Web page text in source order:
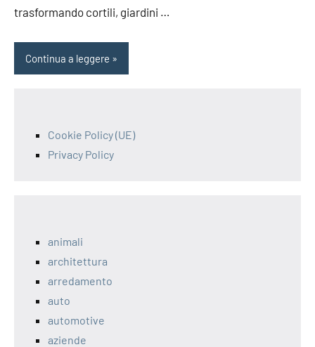
trasformando cortili, giardini …
Continua a leggere
Cookie Policy (UE)
Privacy Policy
animali
architettura
arredamento
auto
automotive
aziende